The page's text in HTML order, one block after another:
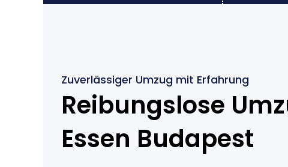
Zuverlässiger Umzug mit Erfahrung
Reibungslose
Essen Budapest